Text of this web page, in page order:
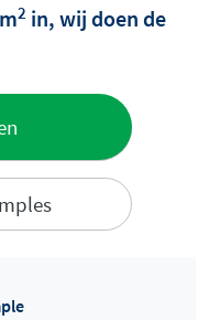
2 in, wij doen de